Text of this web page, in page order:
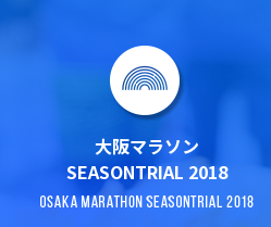
大阪マラソン
SEASONTRIAL 2018